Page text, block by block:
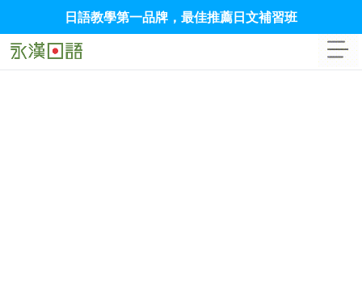
日語教學第一品牌，最佳推薦日文補習班